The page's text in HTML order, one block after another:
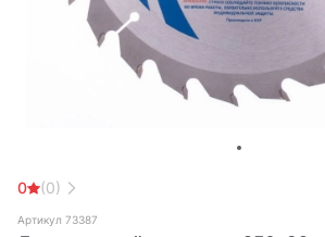
0 (0)
Артикул 73387